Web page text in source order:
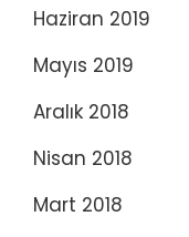
Haziran 2019
Mayıs 2019
Aralık 2018
Nisan 2018
Mart 2018